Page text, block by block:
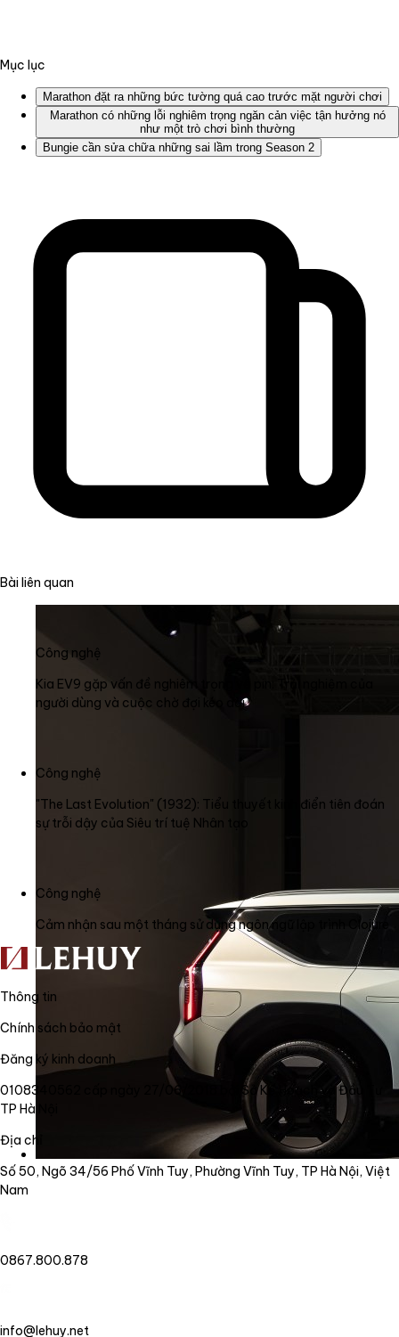
Mục lục
Marathon đặt ra những bức tường quá cao trước mặt người chơi
Marathon có những lỗi nghiêm trọng ngăn cản việc tận hưởng nó
như một trò chơi bình thường
Bungie cần sửa chữa những sai lầm trong Season 2
Bài liên quan
Công nghệ
Kia EV9 gặp vấn đề nghiêm trọng về pin: Trải nghiệm của
người dùng và cuộc chờ đợi kéo dài
Công nghệ
"The Last Evolution" (1932): Tiểu thuyết kinh điển tiên đoán
sự trỗi dậy của Siêu trí tuệ Nhân tạo
Công nghệ
Cảm nhận sau một tháng sử dụng ngôn ngữ lập trình Clojure
Thông tin
Chính sách bảo mật
Đăng ký kinh doanh
0108340562 cấp ngày 27/06/2018 bởi Sở Kế Hoạch và Đầu Tư
TP Hà Nội
Địa chỉ
Số 50, Ngõ 34/56 Phố Vĩnh Tuy, Phường Vĩnh Tuy, TP Hà Nội, Việt
Nam
0867.800.878
info@lehuy.net